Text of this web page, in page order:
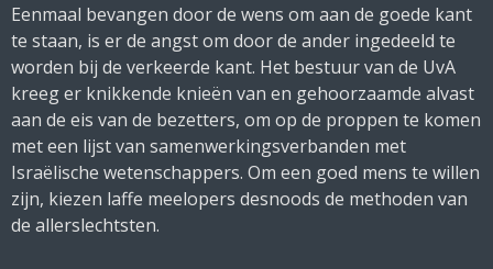
Eenmaal bevangen door de wens om aan de goede kant
te staan, is er de angst om door de ander ingedeeld te
worden bij de verkeerde kant. Het bestuur van de UvA
kreeg er knikkende knieën van en gehoorzaamde alvast
aan de eis van de bezetters, om op de proppen te komen
met een lijst van samenwerkingsverbanden met
Israëlische wetenschappers. Om een goed mens te willen
zijn, kiezen laffe meelopers desnoods de methoden van
de allerslechtsten.